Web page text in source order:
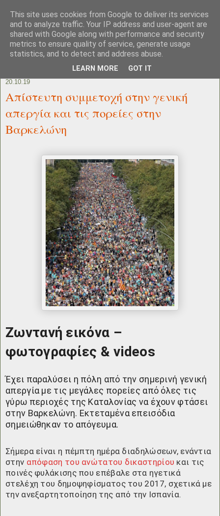
20.10.19
Απίστευτη συμμετοχή στην γενική
απεργία και τις πορείες στην
Βαρκελώνη
Ζωντανή εικόνα –
φωτογραφίες & videos
Έχει παραλύσει η πόλη από την σημερινή γενική
απεργία με τις μεγάλες πορείες από όλες τις
γύρω περιοχές της Καταλονίας να έχουν φτάσει
στην Βαρκελώνη. Εκτεταμένα επεισόδια
σημειώθηκαν το απόγευμα.
Σήμερα είναι η πέμπτη ημέρα διαδηλώσεων, ενάντια
στην απόφαση του ανώτατου δικαστηρίου και τις
ποινές φυλάκισης που επέβαλε στα ηγετικά
στελέχη του δημοψηφίσματος του 2017, σχετικά με
την ανεξαρτητοποίηση της από την Ισπανία.
This site uses cookies from Google to deliver its services
and to analyze traffic. Your IP address and user-agent are
shared with Google along with performance and security
metrics to ensure quality of service, generate usage
statistics, and to detect and address abuse.
LEARN MORE GOT IT